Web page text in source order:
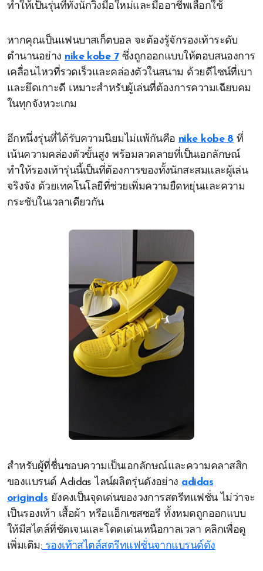
ทำให้เป็นรุ่นที่ทั้งนักวิ่งมือใหม่และมืออาชีพเลือกใช้
หากคุณเป็นแฟนบาสเก็ตบอล จะต้องรู้จักรองเท้าระดับ
ตำนานอย่าง nike kobe 7ซึ่งถูกออกแบบให้ตอบสนองการ
เคลื่อนไหวที่รวดเร็วและคล่องตัวในสนาม ด้วยดีไซน์ที่เบา
และยึดเกาะดี เหมาะสำหรับผู้เล่นที่ต้องการความเฉียบคม
ในทุกจังหวะเกม
อีกหนึ่งรุ่นที่ได้รับความนิยมไม่แพ้กันคือ nike kobe 8 ที่
เน้นความคล่องตัวขั้นสูง พร้อมลวดลายที่เป็นเอกลักษณ์
ทำให้รองเท้ารุ่นนี้เป็นที่ต้องการของทั้งนักสะสมและผู้เล่น
จริงจัง ด้วยเทคโนโลยีที่ช่วยเพิ่มความยืดหยุ่นและความ
กระชับในเวลาเดียวกัน
สำหรับผู้ที่ชื่นชอบความเป็นเอกลักษณ์และความคลาสสิก
ของแบรนด์ Adidas ไลน์ผลิตรุ่นดังอย่าง adidas
originals ยังคงเป็นจุดเด่นของวงการสตรีทแฟชั่น ไม่ว่าจะ
เป็นรองเท้า เสื้อผ้า หรือแอ็กเซสซอรี ทั้งหมดถูกออกแบบ
ให้มีสไตล์ที่ชัดเจนและโดดเด่นเหนือกาลเวลา คลิกเพื่อดู
เพิ่มเติม:รองเท้าสไตล์สตรีทแฟชั่นจากแบรนด์ดัง